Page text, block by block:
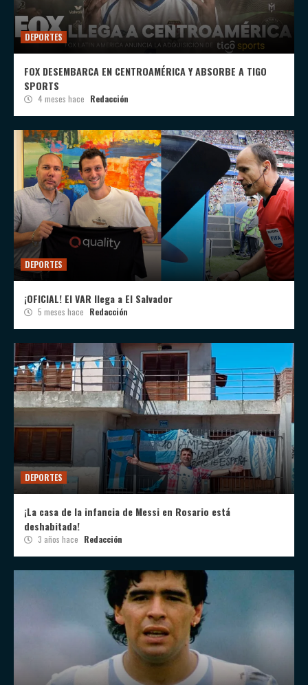
DEPORTES
FOX DESEMBARCA EN CENTROAMÉRICA Y ABSORBE A TIGO
SPORTS
4 meses hace Redacción
DEPORTES
¡OFICIAL! El VAR llega a El Salvador
5 meses hace Redacción
DEPORTES
¡La casa de la infancia de Messi en Rosario está
deshabitada!
3 años hace Redacción